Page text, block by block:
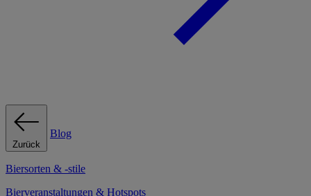
Zurück
Blog
Biersorten & -stile
Bierveranstaltungen & Hotspots